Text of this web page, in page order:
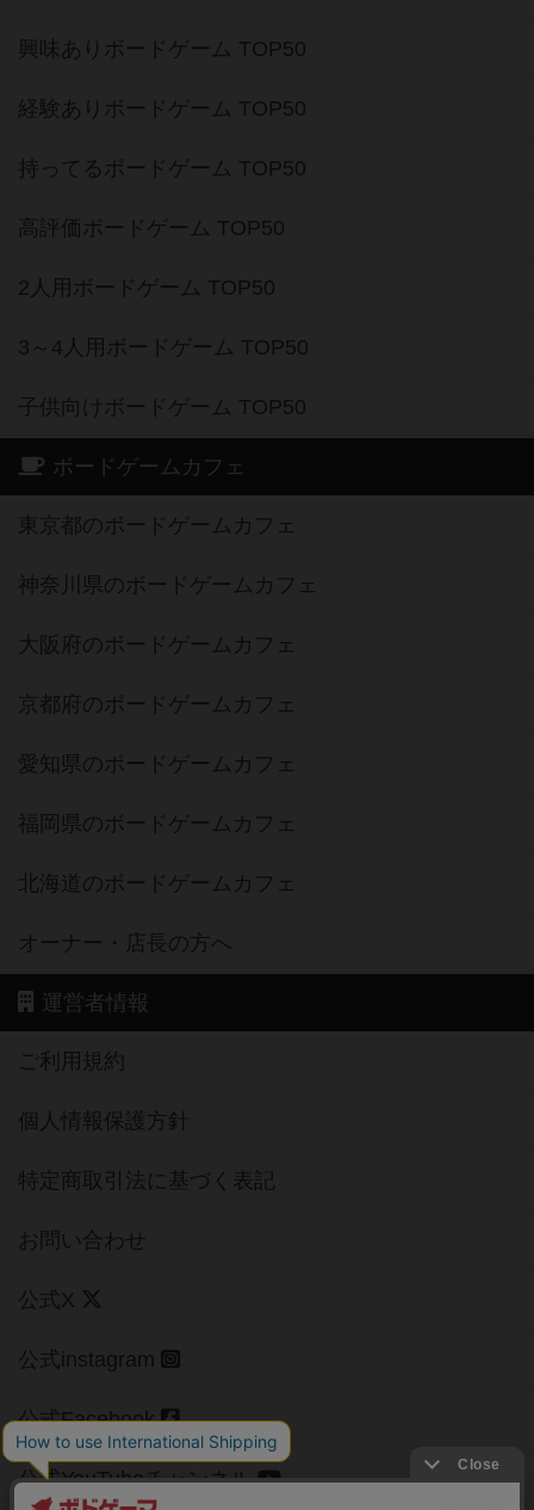
興味ありボードゲーム TOP50
経験ありボードゲーム TOP50
持ってるボードゲーム TOP50
高評価ボードゲーム TOP50
2人用ボードゲーム TOP50
3～4人用ボードゲーム TOP50
子供向けボードゲーム TOP50
ボードゲームカフェ
東京都のボードゲームカフェ
神奈川県のボードゲームカフェ
大阪府のボードゲームカフェ
京都府のボードゲームカフェ
愛知県のボードゲームカフェ
福岡県のボードゲームカフェ
北海道のボードゲームカフェ
オーナー・店長の方へ
運営者情報
ご利用規約
個人情報保護方針
特定商取引法に基づく表記
お問い合わせ
公式X
公式instagram
公式Facebook
公式YouTubeチャンネル